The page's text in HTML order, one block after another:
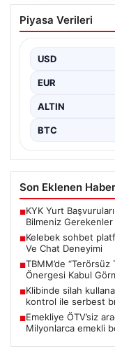
Kelebek
İletişimin
İnternet çağında
Piyasa Verileri
USD
EUR
ALTIN
BTC
Son Eklenen
■KYK Yurt
Bilmeniz Gerekenler
■Kelebek sohbet
Ve Chat Deneyimi
■TBMM’de “Terörsüz
Önergesi Kabul
■Klibinde silah
kontrol ile serbest
■Emekliye ÖTV’siz
Milyonlarca emekli